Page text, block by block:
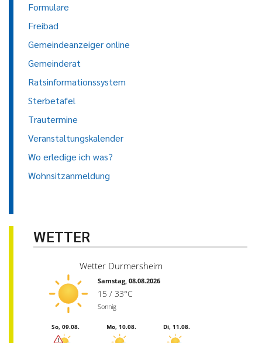
Formulare
Freibad
Gemeindeanzeiger online
Gemeinderat
Ratsinformationssystem
Sterbetafel
Trautermine
Veranstaltungskalender
Wo erledige ich was?
Wohnsitzanmeldung
WETTER
Wetter Durmersheim
Samstag, 08.08.2026
15 / 33°C
Sonnig
So, 09.08. Mo, 10.08. Di, 11.08.